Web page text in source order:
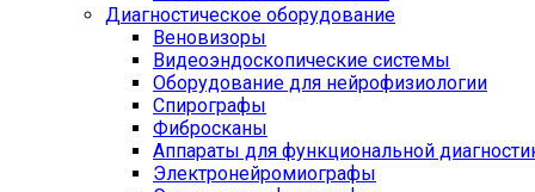
Диагностическое оборудование
Веновизоры
Видеоэндоскопические системы
Оборудование для нейрофизиологии
Спирографы
Фибросканы
Аппараты для функциональной
Электронейромиографы